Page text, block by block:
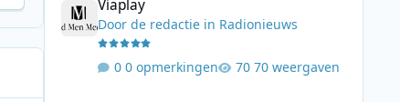
Viaplay
Door de redactiein Radionieuws
0 opmerkingen 70 weergaven